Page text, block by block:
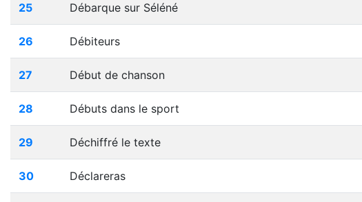
25 Débarque sur Séléné
26 Débiteurs
27 Début de chanson
28 Débuts dans le sport
29 Déchiffré le texte
30 Déclareras